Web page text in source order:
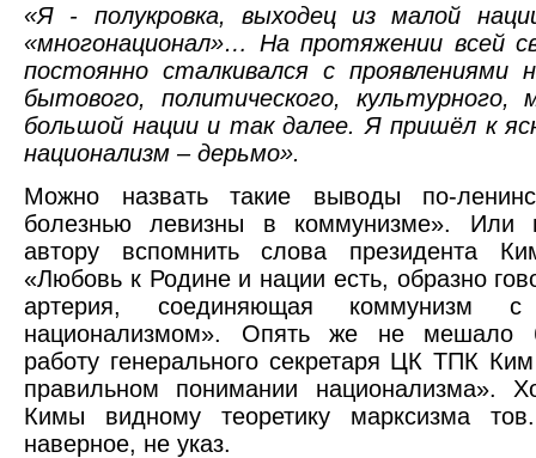
«Я - полукровка, выходец из малой
«многонационал»… На протяжении всей
постоянно сталкивался с проявлениями
бытового, политического, культурного,
большой нации и так далее. Я пришёл к
национализм – дерьмо».
Можно назвать такие выводы по-
болезнью левизны в коммунизме». Или
автору вспомнить слова президента
«Любовь к Родине и нации есть, образно
артерия, соединяющая коммунизм с
национализмом». Опять же не мешало
работу генерального секретаря ЦК ТПК
правильном понимании национализма».
Кимы видному теоретику марксизма
наверное, не указ.